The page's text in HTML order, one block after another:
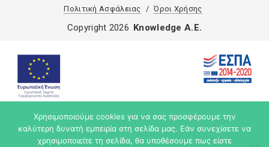
Πολιτική Ασφάλειας Όροι Χρήσης
Χρησιμοποιούμε cookies για να σας προσφέρουμε την
καλύτερη δυνατή εμπειρία στη σελίδα μας. Εάν συνεχίσετε να
χρησιμοποιείτε τη σελίδα, θα υποθέσουμε πως είστε
Copyright 2026 Knowledge A.E.